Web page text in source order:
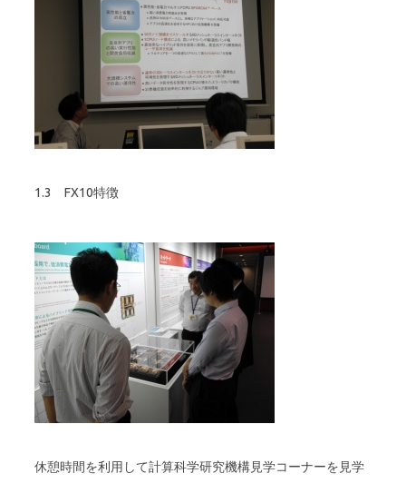
1.3 FX10特徴
休憩時間を利用して計算科学研究機構見学コーナーを見学